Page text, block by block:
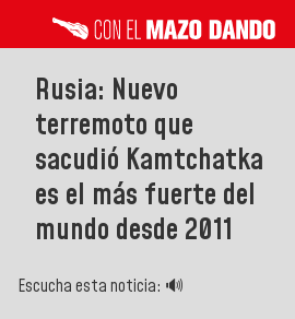
Rusia: Nuevo
terremoto que
sacudió Kamtchatka
es el más fuerte del
mundo desde 2011
Escucha esta noticia: 🔊